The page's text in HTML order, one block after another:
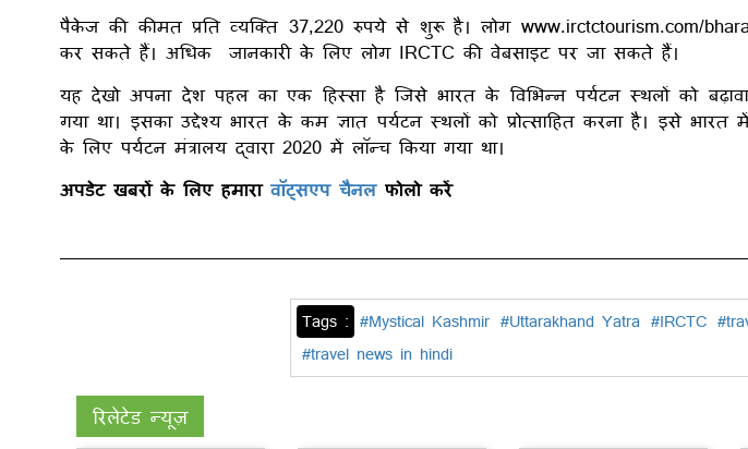
पैकेज की कीमत प्रति व्यक्ति 37,220 रुपये से शुरू है। लोग www.irctctourism.com/
कर सकते हैं। अधिक जानकारी के लिए लोग IRCTC की वेबसाइट पर जा सकते हैं।
यह देखो अपना देश पहल का एक हिस्सा है जिसे भारत के विभिन्न पर्यटन स्थलों को
गया था। इसका उद्देश्य भारत के कम ज्ञात पर्यटन स्थलों को प्रोत्साहित करना है। इसे भारत
के लिए पर्यटन मंत्रालय द्वारा 2020 में लॉन्च किया गया था।
अपडेट खबरों के लिए हमारा वॉट्सएप चैनल फोलो करें
Tags : #Mystical Kashmir #Uttarakhand Yatra #IRCTC
#travel news in hindi
रिलेटेड न्यूज़